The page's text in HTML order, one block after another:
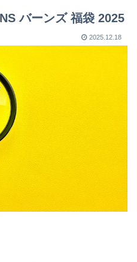
バーンズ 福袋 2025
2025.12.18